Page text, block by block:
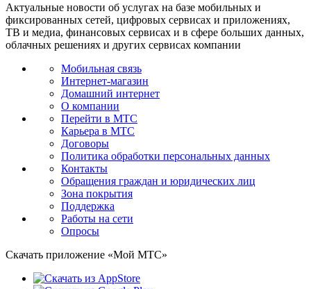
Актуальные новости об услугах на базе мобильных и
фиксированных сетей, цифровых сервисах и приложениях,
ТВ и медиа, финансовых сервисах и в сфере больших данных,
облачных решениях и других сервисах компании
Мобильная связь
Интернет-магазин
Домашний интернет
О компании
Перейти в МТС
Карьера в МТС
Договоры
Политика обработки персональных данных
Контакты
Обращения граждан и юридических лиц
Зона покрытия
Поддержка
Работы на сети
Опросы
Скачать приложение «Мой МТС»